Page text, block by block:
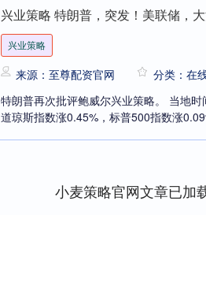
兴业策略 特朗普，突发！美联储，大
兴业策略
来源：至尊配资官网 分类：在
特朗普再次批评鲍威尔兴业策略。 当地
道琼斯指数涨0.45%，标普500指数涨
小麦策略官网文章已加
200.89 1.42%